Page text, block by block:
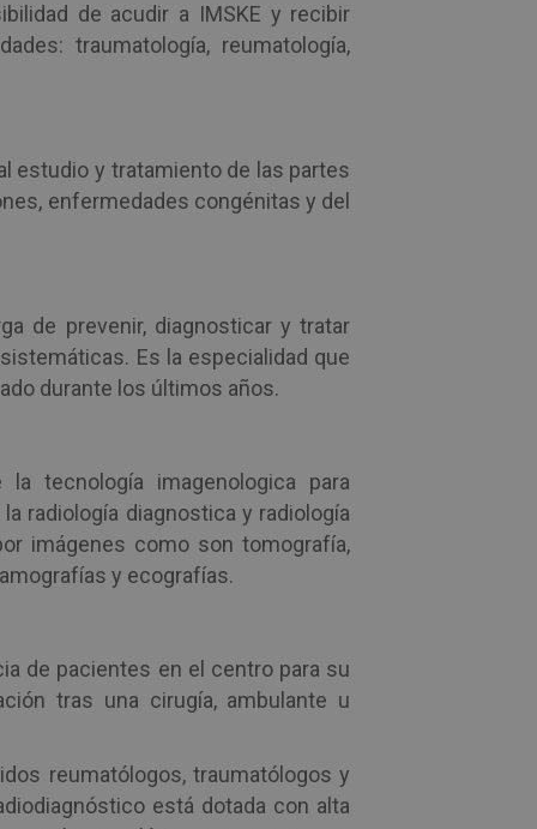
de acudir a IMSKE y recibir
traumatología, reumatología,
estudio y tratamiento de las partes
enfermedades congénitas y del
de prevenir, diagnosticar y tratar
Es la especialidad que
durante los últimos años.
tecnología imagenologica para
radiología diagnostica y radiología
imágenes como son tomografía,
y ecografías.
de pacientes en el centro para su
tras una cirugía, ambulante u
reumatólogos, traumatólogos y
está dotada con alta